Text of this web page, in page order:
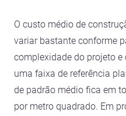
O custo médio de
variar bastante conforme
complexidade do projeto
uma faixa de referência
de padrão médio fica em
por metro quadrado. Em